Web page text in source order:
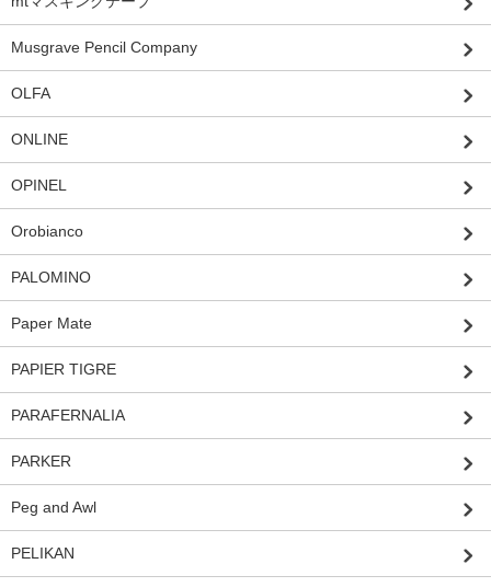
Musgrave Pencil Company
OLFA
ONLINE
OPINEL
Orobianco
PALOMINO
Paper Mate
PAPIER TIGRE
PARAFERNALIA
PARKER
Peg and Awl
PELIKAN